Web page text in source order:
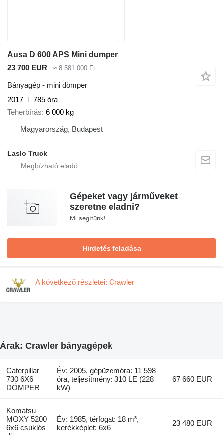
Ausa D 600 APS Mini dumper
23 700 EUR
≈ 8 581 000 Ft
Bányagép - mini dömper
2017
785 óra
Teherbírás 6 000 kg
Magyarország, Budapest
Laslo Truck
Gépeket vagy járműveket
szeretne eladni?
Mi segítünk!
Hirdetés feladása
A következő részletei: Crawler
Árak: Crawler bányagépek
Caterpillar
730 6X6
DÖMPER
Év: 2005, gépüzemóra: 11 598
óra, teljesítmény: 310 LE (228
kW)
67 660 EUR
Komatsu
MOXY 5200
6x6 csuklós
Év: 1985, térfogat: 18 m³,
kerékképlet: 6x6
23 480 EUR